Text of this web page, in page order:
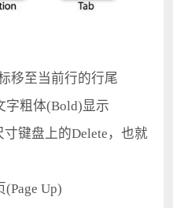
至当前行的行尾
粗体(Bold)显示
键盘上的Delete，也就
Up)